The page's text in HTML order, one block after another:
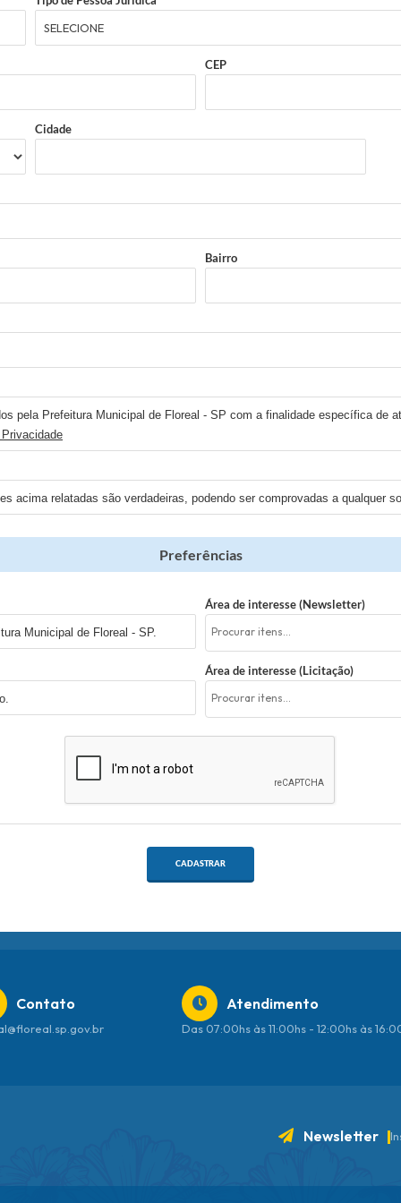
CEP
Cidade
Bairro
pela Prefeitura Municipal de Floreal - SP com a finalidade específica de
acima relatadas são verdadeiras, podendo ser comprovadas a qualquer
Preferências
Municipal de Floreal - SP.
Área de interesse (Newsletter)
Área de interesse (Licitação)
CADASTRAR
Newsletter
Contato Atendimento
Das 07:00hs às 11:00hs - 12:00hs às